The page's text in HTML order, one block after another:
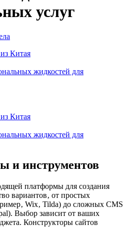
услуг
и инструментов
платформы для создания
вариантов‚ от простых
Wix‚ Tilda) до сложных CMS
Выбор зависит от ваших
Конструкторы сайтов